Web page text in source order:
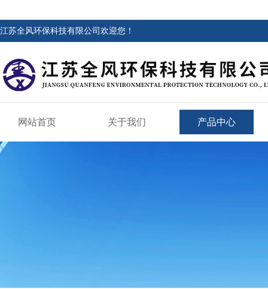
江苏全风环保科技有限公司欢迎您！
网站首页 关于我们 产品中心